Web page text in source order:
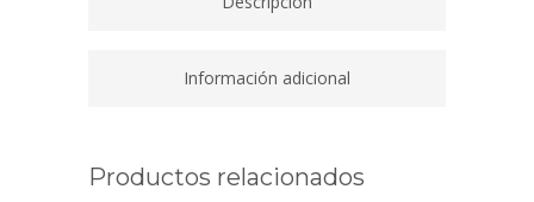
Información adicional
Productos relacionados